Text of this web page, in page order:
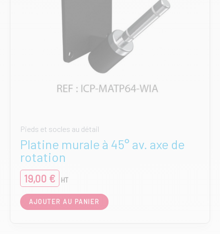
Pieds et socles au détail
Platine murale à 45° av. axe de
rotation
19,00 € HT
AJOUTER AU PANIER